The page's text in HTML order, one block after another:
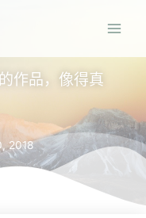
作品，像得真
2018